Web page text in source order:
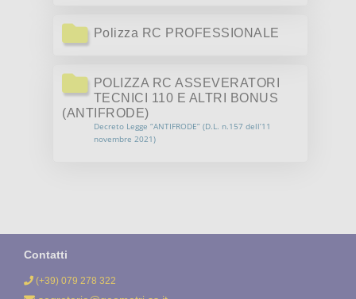
Polizza RC PROFESSIONALE
POLIZZA RC ASSEVERATORI
TECNICI 110 E ALTRI BONUS
(ANTIFRODE)
Decreto Legge “ANTIFRODE” (D.L. n.157 dell’11
novembre 2021)
Contatti
(+39) 079 278 322